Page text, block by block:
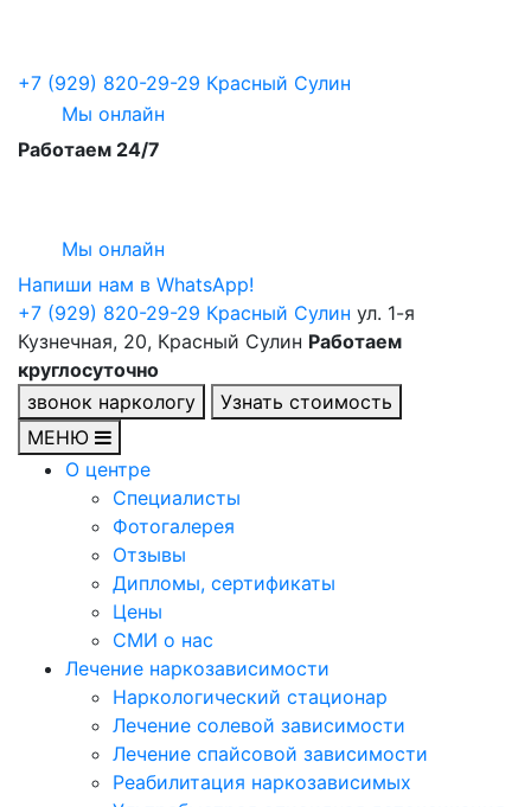
+7 (929) 820-29-29 Красный Сулин
Мы онлайн
Работаем 24/7
Мы онлайн
Напиши нам в WhatsApp!
+7 (929) 820-29-29 Красный Сулин ул. 1-я
Кузнечная, 20, Красный Сулин Работаем
круглосуточно
звонок наркологу
Узнать стоимость
МЕНЮ
О центре
Специалисты
Фотогалерея
Отзывы
Дипломы, сертификаты
Цены
СМИ о нас
Лечение наркозависимости
Наркологический стационар
Лечение солевой зависимости
Лечение спайсовой зависимости
Реабилитация наркозависимых